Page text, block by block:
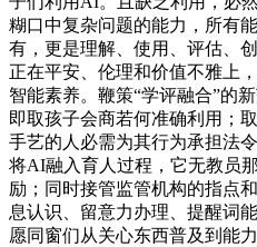
糊口中复杂问题的能力，所有
有，更是理解、使用、评估、
正在平安、伦理和价值不雅上
智能素养。鞭策“学评融合”的
即取孩子会商若何准确利用；
手艺的人必需为其行为承担法
将AI融入育人过程，它无教员
励；同时接管监管机构的指点
息认识、留意力办理、提醒词
愿同窗们从关心东西普及到能